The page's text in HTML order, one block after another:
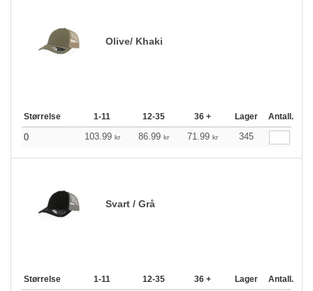
Olive/ Khaki
Størrelse 1-11 12-35 36 + Lager Antall.
0 103.99 kr 86.99 kr 71.99 kr 345
Svart / Grå
Størrelse 1-11 12-35 36 + Lager Antall.